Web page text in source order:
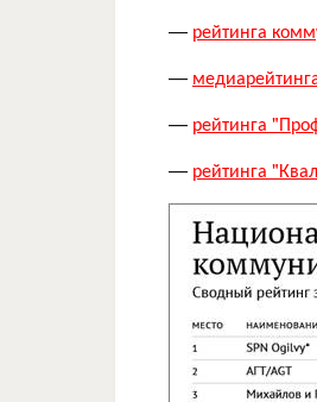
— рейтинга
—
— рейтинга
— рейтинга